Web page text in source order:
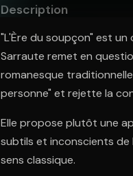
Description
"L'Ère du soupçon" est
Sarraute remet en
romanesque
personne" et rejette la
Elle propose plutôt une
subtils et inconscients de
sens classique.